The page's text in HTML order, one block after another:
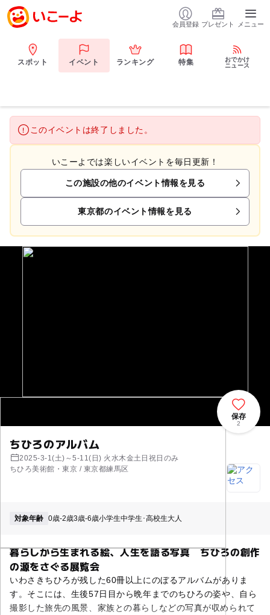
会員登録 プレゼント メニュー
スポット イベント ランキング 特集
おでかけ
ニュース
このイベントは終了しました。
いこーよでは楽しいイベントを毎日更新！
この施設の他のイベント情報を見る
東京都のイベント情報を見る
ちひろのアルバム
2025-3-1(土)～5-11(日) 火水木金土日祝日のみ
ちひろ美術館・東京 / 東京都練馬区
保存
2
対象年齢 0歳-2歳3歳-6歳小学生中学生･高校生大人
暮らしから生まれる絵、人生を語る写真 ちひろの創作
の源をさぐる展覧会
いわさきちひろが残した60冊以上にのぼるアルバムがありま
す。そこには、生後57日目から晩年までのちひろの姿や、自ら
撮影した旅先の風景、家族との暮らしなどの写真が収められて